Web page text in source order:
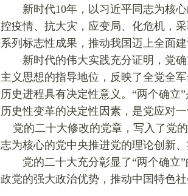
新时代10年，以习近平同志为核心
控疫情、抗大灾，应变局、化危机，
系列标志性成果，推动我国迈上全面
新时代的伟大实践充分证明，党确
主义思想的指导地位，反映了全党全
历史进程具有决定性意义。“两个确
历史性变革的决定性因素，是党应对
党的二十大修改的党章，写入了党
志为核心的党中央推进党的理论创新
党的二十大充分彰显了“两个确立
政党的强大政治优势，推动中国特色